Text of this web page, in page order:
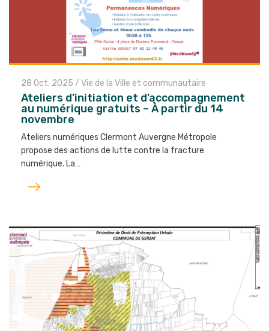
28 Oct. 2025 / Vie de la Ville et communautaire
Ateliers d’initiation et d’accompagnement
au numérique gratuits – À partir du 14
novembre
Ateliers numériques Clermont Auvergne Métropole
propose des actions de lutte contre la fracture
numérique. La…
Lire
l'article